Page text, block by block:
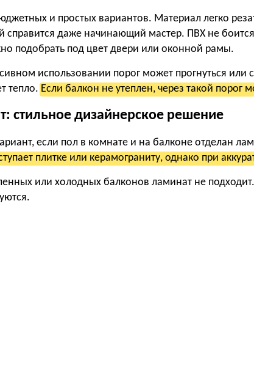
и простых вариантов. Материал легко
справится даже начинающий мастер. ПВХ не
подобрать под цвет двери или оконной рамы.
использовании порог может прогнуться или
тепло. Если балкон не утеплен, через такой порог
стильное дизайнерское решение
если пол в комнате и на балконе отделан
плитке или керамограниту, однако при
или холодных балконов ламинат не